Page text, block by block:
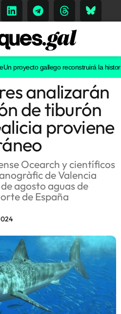
proyecto gallego reconstruirá la historia
analizarán
de tiburón
proviene
Ocearch y científicos
de Valencia
agosto aguas de
de España